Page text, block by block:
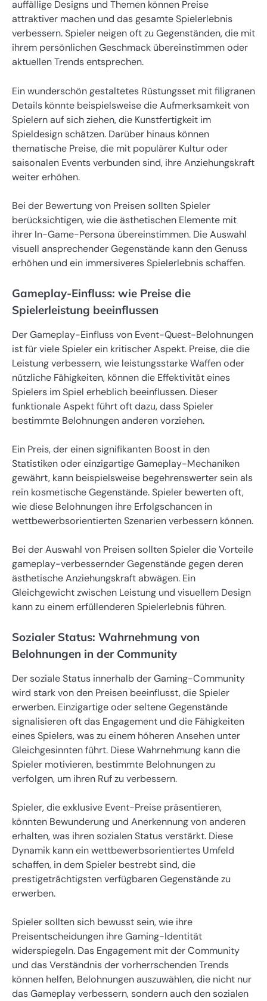
auffällige Designs und Themen können Preise
attraktiver machen und das gesamte Spielerlebnis
verbessern. Spieler neigen oft zu Gegenständen, die mit
ihrem persönlichen Geschmack übereinstimmen oder
aktuellen Trends entsprechen.
Ein wunderschön gestaltetes Rüstungsset mit filigranen
Details könnte beispielsweise die Aufmerksamkeit von
Spielern auf sich ziehen, die Kunstfertigkeit im
Spieldesign schätzen. Darüber hinaus können
thematische Preise, die mit populärer Kultur oder
saisonalen Events verbunden sind, ihre Anziehungskraft
weiter erhöhen.
Bei der Bewertung von Preisen sollten Spieler
berücksichtigen, wie die ästhetischen Elemente mit
ihrer In-Game-Persona übereinstimmen. Die Auswahl
visuell ansprechender Gegenstände kann den Genuss
erhöhen und ein immersiveres Spielerlebnis schaffen.
Gameplay-Einfluss: wie Preise die
Spielerleistung beeinflussen
Der Gameplay-Einfluss von Event-Quest-Belohnungen
ist für viele Spieler ein kritischer Aspekt. Preise, die die
Leistung verbessern, wie leistungsstarke Waffen oder
nützliche Fähigkeiten, können die Effektivität eines
Spielers im Spiel erheblich beeinflussen. Dieser
funktionale Aspekt führt oft dazu, dass Spieler
bestimmte Belohnungen anderen vorziehen.
Ein Preis, der einen signifikanten Boost in den
Statistiken oder einzigartige Gameplay-Mechaniken
gewährt, kann beispielsweise begehrenswerter sein als
rein kosmetische Gegenstände. Spieler bewerten oft,
wie diese Belohnungen ihre Erfolgschancen in
wettbewerbsorientierten Szenarien verbessern können.
Bei der Auswahl von Preisen sollten Spieler die Vorteile
gameplay-verbessernder Gegenstände gegen deren
ästhetische Anziehungskraft abwägen. Ein
Gleichgewicht zwischen Leistung und visuellem Design
kann zu einem erfüllenderen Spielerlebnis führen.
Sozialer Status: Wahrnehmung von
Belohnungen in der Community
Der soziale Status innerhalb der Gaming-Community
wird stark von den Preisen beeinflusst, die Spieler
erwerben. Einzigartige oder seltene Gegenstände
signalisieren oft das Engagement und die Fähigkeiten
eines Spielers, was zu einem höheren Ansehen unter
Gleichgesinnten führt. Diese Wahrnehmung kann die
Spieler motivieren, bestimmte Belohnungen zu
verfolgen, um ihren Ruf zu verbessern.
Spieler, die exklusive Event-Preise präsentieren,
könnten Bewunderung und Anerkennung von anderen
erhalten, was ihren sozialen Status verstärkt. Diese
Dynamik kann ein wettbewerbsorientiertes Umfeld
schaffen, in dem Spieler bestrebt sind, die
prestigeträchtigsten verfügbaren Gegenstände zu
erwerben.
Spieler sollten sich bewusst sein, wie ihre
Preisentscheidungen ihre Gaming-Identität
widerspiegeln. Das Engagement mit der Community
und das Verständnis der vorherrschenden Trends
können helfen, Belohnungen auszuwählen, die nicht nur
das Gameplay verbessern, sondern auch den sozialen